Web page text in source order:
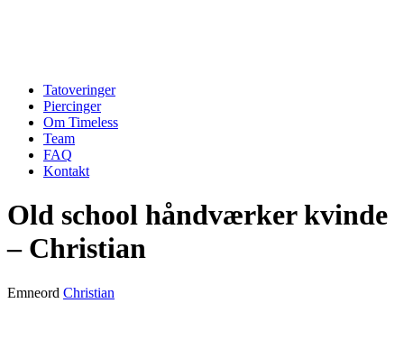
Tatoveringer
Piercinger
Om Timeless
Team
FAQ
Kontakt
Old school håndværker kvinde
– Christian
Emneord Christian